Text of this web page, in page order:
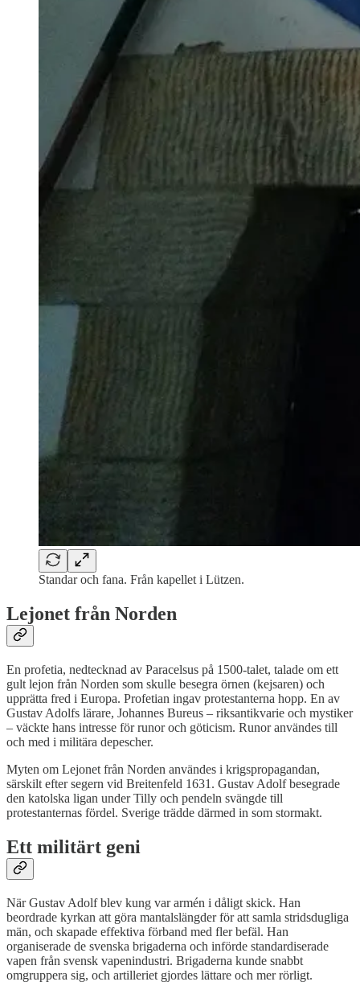
Standar och fana. Från kapellet i Lützen.
Lejonet från Norden
En profetia, nedtecknad av Paracelsus på 1500-talet, talade om ett
gult lejon från Norden som skulle besegra örnen (kejsaren) och
upprätta fred i Europa. Profetian ingav protestanterna hopp. En av
Gustav Adolfs lärare, Johannes Bureus – riksantikvarie och mystiker
– väckte hans intresse för runor och göticism. Runor användes till
och med i militära depescher.
Myten om Lejonet från Norden användes i krigspropagandan,
särskilt efter segern vid Breitenfeld 1631. Gustav Adolf besegrade
den katolska ligan under Tilly och pendeln svängde till
protestanternas fördel. Sverige trädde därmed in som stormakt.
Ett militärt geni
När Gustav Adolf blev kung var armén i dåligt skick. Han
beordrade kyrkan att göra mantalslängder för att samla stridsdugliga
män, och skapade effektiva förband med fler befäl. Han
organiserade de svenska brigaderna och införde standardiserade
vapen från svensk vapenindustri. Brigaderna kunde snabbt
omgruppera sig, och artilleriet gjordes lättare och mer rörligt.